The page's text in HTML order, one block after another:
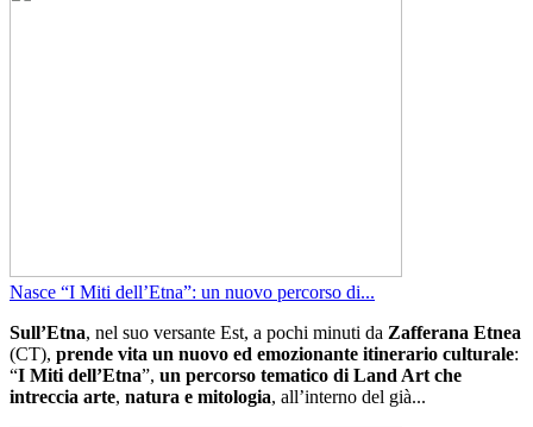
Nasce “I Miti dell’Etna”: un nuovo percorso di...
Sull’Etna, nel suo versante Est, a pochi minuti da Zafferana Etnea
(CT), prende vita un nuovo ed emozionante itinerario culturale:
“I Miti dell’Etna”, un percorso tematico di Land Art che
intreccia arte, natura e mitologia, all’interno del già...